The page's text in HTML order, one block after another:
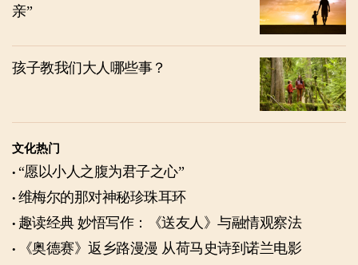
亲”
孩子教我们大人哪些事？
文化热门
“愿以小人之腹为君子之心”
维梅尔的那对神秘珍珠耳环
趣读经典 妙悟写作：《送友人》与融情观察法
《奥德赛》返乡路漫漫 从荷马史诗到诺兰电影